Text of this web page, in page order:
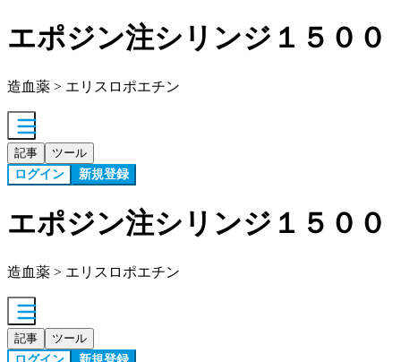
エポジン注シリンジ１５００
造血薬 > エリスロポエチン
記事 ツール
ログイン 新規登録
エポジン注シリンジ１５００
造血薬 > エリスロポエチン
記事 ツール
ログイン 新規登録